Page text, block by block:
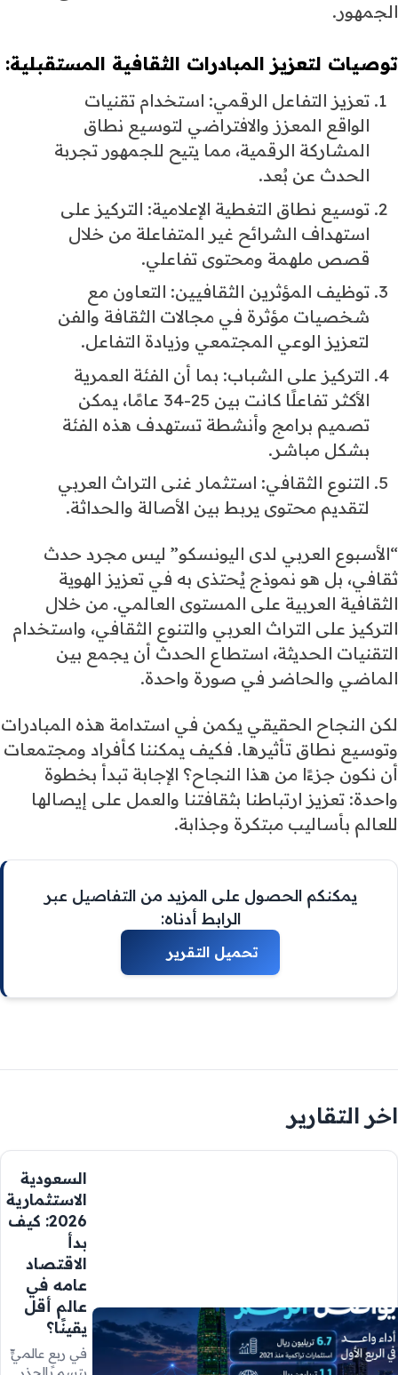
الجمهور.
توصيات لتعزيز المبادرات الثقافية المستقبلية:
تعزيز التفاعل الرقمي: استخدام تقنيات
الواقع المعزز والافتراضي لتوسيع نطاق
المشاركة الرقمية، مما يتيح للجمهور تجربة
الحدث عن بُعد.
توسيع نطاق التغطية الإعلامية: التركيز على
استهداف الشرائح غير المتفاعلة من خلال
قصص ملهمة ومحتوى تفاعلي.
توظيف المؤثرين الثقافيين: التعاون مع
شخصيات مؤثرة في مجالات الثقافة والفن
لتعزيز الوعي المجتمعي وزيادة التفاعل.
التركيز على الشباب: بما أن الفئة العمرية
الأكثر تفاعلًا كانت بين 25-34 عامًا، يمكن
تصميم برامج وأنشطة تستهدف هذه الفئة
بشكل مباشر.
التنوع الثقافي: استثمار غنى التراث العربي
لتقديم محتوى يربط بين الأصالة والحداثة.
“الأسبوع العربي لدى اليونسكو” ليس مجرد حدث
ثقافي، بل هو نموذج يُحتذى به في تعزيز الهوية
الثقافية العربية على المستوى العالمي. من خلال
التركيز على التراث العربي والتنوع الثقافي، واستخدام
التقنيات الحديثة، استطاع الحدث أن يجمع بين
الماضي والحاضر في صورة واحدة.
لكن النجاح الحقيقي يكمن في استدامة هذه المبادرات
وتوسيع نطاق تأثيرها. فكيف يمكننا كأفراد ومجتمعات
أن نكون جزءًا من هذا النجاح؟ الإجابة تبدأ بخطوة
واحدة: تعزيز ارتباطنا بثقافتنا والعمل على إيصالها
للعالم بأساليب مبتكرة وجذابة.
يمكنكم الحصول على المزيد من التفاصيل عبر
الرابط أدناه:
اخر التقارير
السعودية
الاستثمارية
2026: كيف
بدأ
الاقتصاد
عامه في
عالم أقل
يقينًا؟
في ربعٍ عالميٍّ